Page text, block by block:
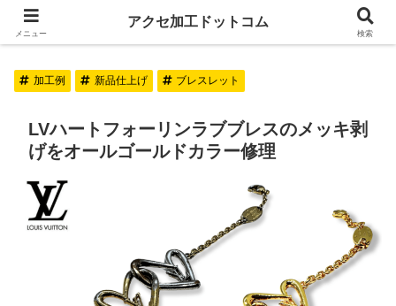
アクセ加工ドットコム
加工例 新品仕上げ ブレスレット
LVハートフォーリンラブブレスのメッキ剥
げをオールゴールドカラー修理
メニュー
アクセ加工ドットコム
検索